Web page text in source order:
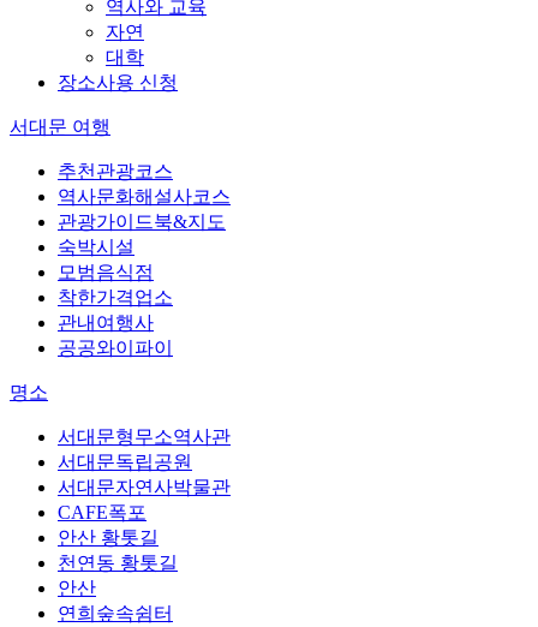
역사와 교육
자연
대학
장소사용 신청
서대문 여행
추천관광코스
역사문화해설사코스
관광가이드북&지도
숙박시설
모범음식점
착한가격업소
관내여행사
공공와이파이
명소
서대문형무소역사관
서대문독립공원
서대문자연사박물관
CAFE폭포
안산 황톳길
천연동 황톳길
안산
연희숲속쉼터